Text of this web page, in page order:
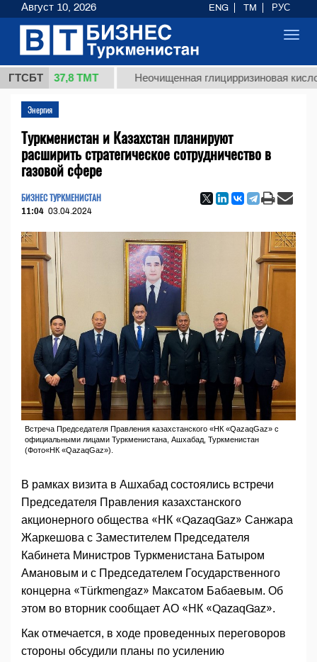
ГТСБТ
37,8 ТМТ Неочищенная глицирризиновая кислота
Энергия
Туркменистан и Казахстан планируют
расширить стратегическое сотрудничество в
газовой сфере
БИЗНЕС ТУРКМЕНИСТАН
11:04 03.04.2024
Встреча Председателя Правления казахстанского «НК «QazaqGaz» с
официальными лицами Туркменистана, Ашхабад, Туркменистан
(Фото«НК «QazaqGaz»).
В рамках визита в Ашхабад состоялись встречи
Председателя Правления казахстанского
акционерного общества «НК «QazaqGaz» Санжара
Жаркешова с Заместителем Председателя
Кабинета Министров Туркменистана Батыром
Амановым и с Председателем Государственного
концерна «Türkmengaz» Максатом Бабаевым. Об
этом во вторник сообщает АО «НК «QazaqGaz».
Как отмечается, в ходе проведенных переговоров
стороны обсудили планы по усилению
Август 10, 2026 ENG TM РУС